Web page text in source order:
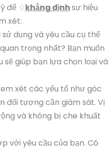
để ♢khẳng địnhsự hiệu
xét:
dụng và yêu cầu cụ thể
trọng nhất? Bạn muốn
giúp bạn lựa chọn loại và
xét các yếu tố như góc
đối tượng cần giám sát. Vị
và không bị che khuất
với yêu cầu của bạn. Có